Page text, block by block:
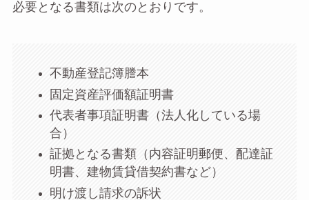
必要となる書類は次のとおりです。
不動産登記簿謄本
固定資産評価額証明書
代表者事項証明書（法人化している場
合）
証拠となる書類（内容証明郵便、配達証
明書、建物賃貸借契約書など）
明け渡し請求の訴状